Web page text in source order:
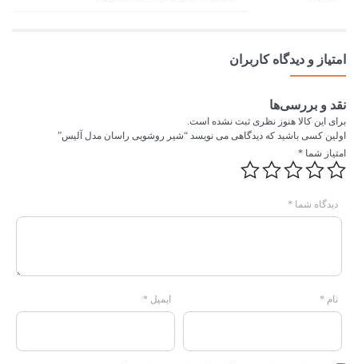
امتیاز و دیدگاه کاربران
نقد و بررسی‌ها
برای این کالا هنوز نظری ثبت نشده است.
اولین کسی باشید که دیدگاهی می نویسد “شیر روشویی راسان مدل آلیس”
امتیاز شما *
دیدگاه شما *
نام * ایمیل *